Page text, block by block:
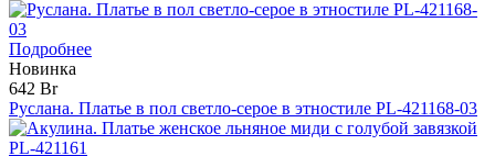
Подробнее
Новинка
642 Br
Руслана. Платье в пол светло-серое в этностиле PL-421168-03